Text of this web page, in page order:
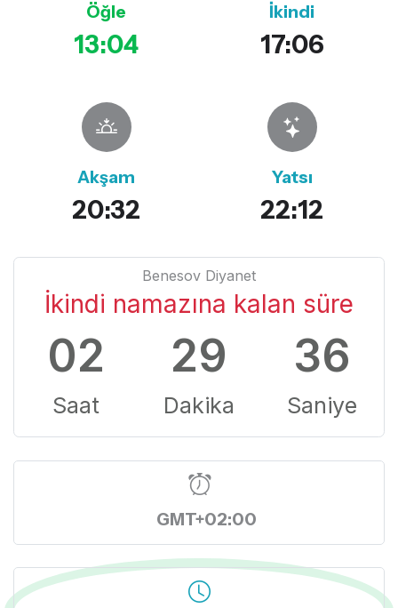
Öğle
13:04
İkindi
17:06
Akşam
20:32
Yatsı
22:12
Benesov Diyanet
İkindi namazına kalan süre
02
Saat
29
Dakika
35
Saniye
GMT+02:00